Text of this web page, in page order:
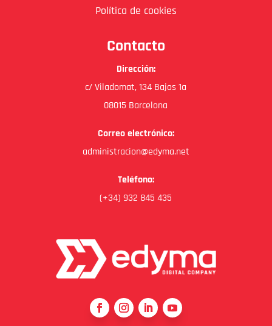
Política de cookies
Contacto
Dirección:
c/ Viladomat, 134 Bajos 1a
08015 Barcelona
Correo electrónico:
administracion@edyma.net
Teléfono:
(+34) 932 845 435